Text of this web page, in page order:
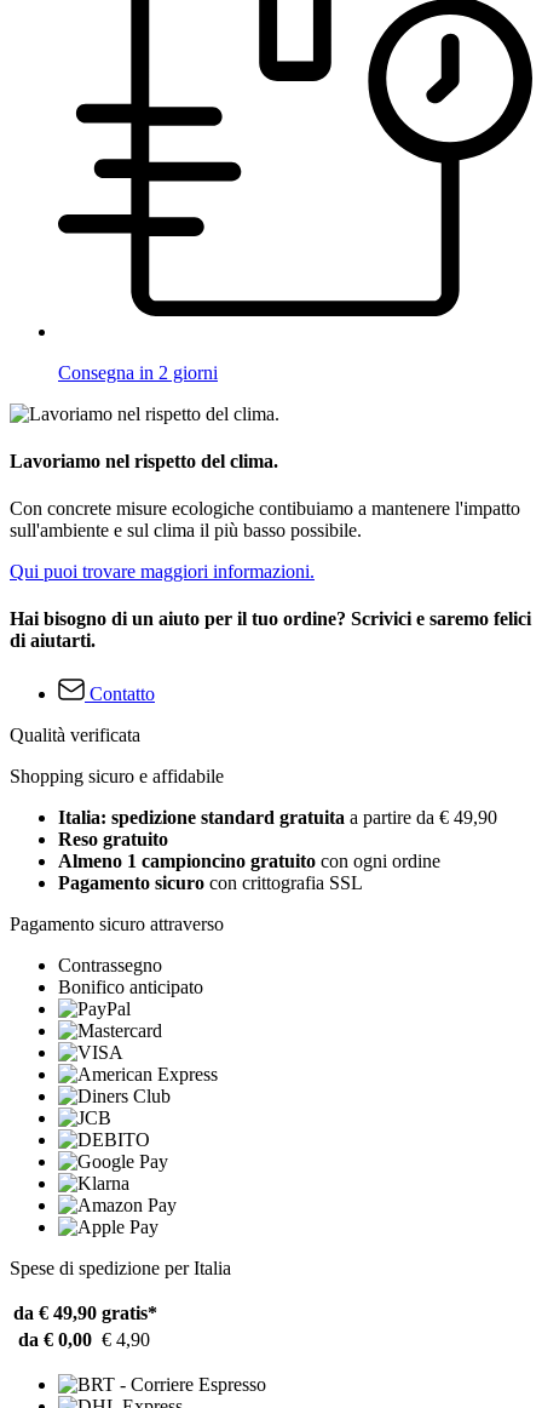
Consegna in 2 giorni
Lavoriamo nel rispetto del clima.
Con concrete misure ecologiche contibuiamo a mantenere l'impatto
sull'ambiente e sul clima il più basso possibile.
Qui puoi trovare maggiori informazioni.
Hai bisogno di un aiuto per il tuo ordine? Scrivici e saremo felici
di aiutarti.
Contatto
Qualità verificata
Shopping sicuro e affidabile
Italia: spedizione standard gratuita a partire da € 49,90
Reso gratuito
Almeno 1 campioncino gratuito con ogni ordine
Pagamento sicuro con crittografia SSL
Pagamento sicuro attraverso
Contrassegno
Bonifico anticipato
Spese di spedizione per Italia
da € 49,90 gratis*
da € 0,00 € 4,90